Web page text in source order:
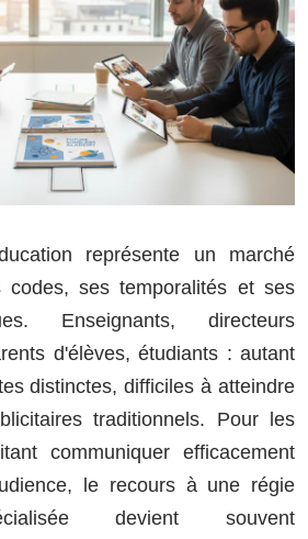
représente un marché
codes, ses temporalités et ses
Enseignants, directeurs
d'élèves, étudiants : autant
distinctes, difficiles à atteindre
traditionnels. Pour les
communiquer efficacement
le recours à une régie
devient souvent